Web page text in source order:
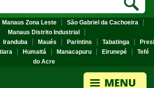
Manaus Zona Leste
São Gabriel da Cachoeira
Manaus Distrito Industrial
Iranduba Maués Parintins Tabatinga
Humaitá Manacapuru Eirunepé
Tefé
do Acre